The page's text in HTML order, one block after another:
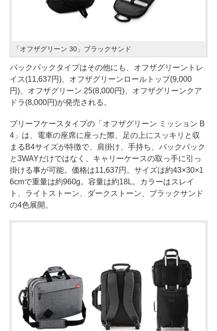
「オフザグリーン 30」ブラックサンド
バックパックタイプはその他にも、オフザグリーントレ
イス(11,637円)、オフザグリーンロールトップ(9,000
円)、オフザグリーン 25(8,000円)、オフザグリーンクア
ドラ(8,000円)が発売される。
ブリーフケースタイプの「オフザグリーン ミッション B
4」は、電車の座席に座った際、足の上にスッキリと収
まるB4サイズが特徴で、肩掛け、手持ち、バックパック
と3WAYだけではなく、キャリーケースの取っ手に引っ
掛ける事が可能。価格は11,637円。サイズは約43×30×1
6cmで重量は約960g。容量は約18L。カラーはスレイ
ト、ライトストーン、ダークストーン、ブラックサンド
の4色展開。